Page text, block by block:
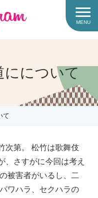
MENU
にについて
て
次第。 松竹は歌舞伎
、さすがに今回は考え
被害者がいるし、二
ワハラ、セクハラの